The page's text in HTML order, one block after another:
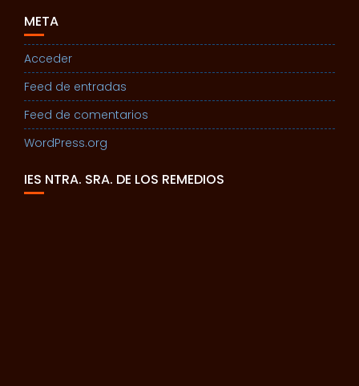
META
Acceder
Feed de entradas
Feed de comentarios
WordPress.org
IES NTRA. SRA. DE LOS REMEDIOS